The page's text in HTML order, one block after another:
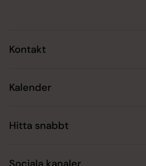
Kontakt
Kalender
Hitta snabbt